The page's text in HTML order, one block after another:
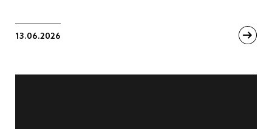
13.06.2026